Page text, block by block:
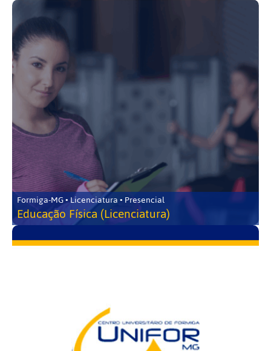
Formiga-MG • Licenciatura • Presencial
Educação Física (Licenciatura)